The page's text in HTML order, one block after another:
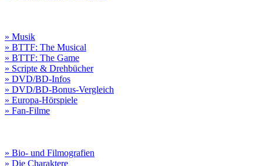
» Musik
» BTTF: The Musical
» BTTF: The Game
» Scripte & Drehbücher
» DVD/BD-Infos
» DVD/BD-Bonus-Vergleich
» Europa-Hörspiele
» Fan-Filme
» Bio- und Filmografien
» Die Charaktere